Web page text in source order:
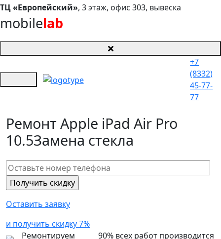
ТЦ «Европейский», 3 этаж, офис 303, вывеска
mobilelab
+7
(8332)
45-77-
77
Ремонт Apple iPad Air Pro
10.5Замена стекла
Оставить заявку
и получить скидку 7%
Ремонтируем
90% всех работ производится